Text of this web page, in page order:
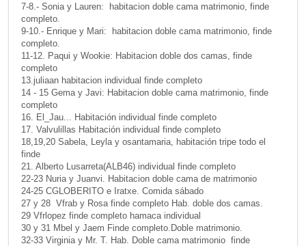
7-8.- Sonia y Lauren: habitacion doble cama matrimonio, finde
completo.
9-10.- Enrique y Mari: habitacion doble cama matrimonio, finde
completo.
11-12. Paqui y Wookie: Habitacion doble dos camas, finde
completo
13.juliaan habitacion individual finde completo
14 - 15 Gema y Javi: Habitacion doble cama matrimonio, finde
completo
16. El_Jau... Habitación individual finde completo
17. Valvulillas Habitación individual finde completo
18,19,20 Sabela, Leyla y osantamaria, habitación tripe todo el
finde
21. Alberto Lusarreta(ALB46) individual finde completo
22-23 Nuria y Juanvi. Habitacion doble cama de matrimonio
24-25 CGLOBERITO e Iratxe. Comida sábado
27 y 28 Vfrab y Rosa finde completo Hab. doble dos camas.
29 Vfrlopez finde completo hamaca individual
30 y 31 Mbel y Jaem Finde completo.Doble matrimonio.
32-33 Virginia y Mr. T. Hab. Doble cama matrimonio finde